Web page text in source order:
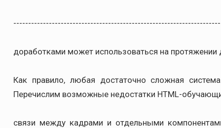
доработками может использоваться на протяжении
Как правило, любая достаточно сложная
Перечислим возможные недостатки HTML-
связи между кадрами и отдельными